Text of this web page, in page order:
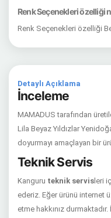
Renk Seçenekleri özelliği
Renk Seçenekleri özelliği
Detaylı Açıklama
İnceleme
MAMADUS tarafından
Lila Beyaz Yıldızlar
doyurmayı amaçlayan bir
Teknik Servis
Kanguru teknik servis leri
ederiz. Eğer ürünü internet
etme hakkınız